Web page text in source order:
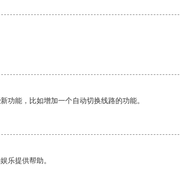
功能，比如增加一个自动切换线路的功能。
乐提供帮助。